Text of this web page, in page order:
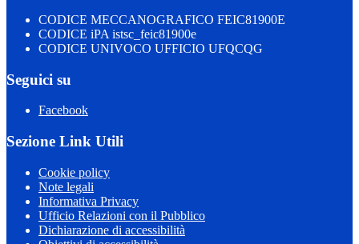
CODICE MECCANOGRAFICO FEIC81900E
CODICE iPA istsc_feic81900e
CODICE UNIVOCO UFFICIO UFQCQG
Seguici su
Facebook
Sezione Link Utili
Cookie policy
Note legali
Informativa Privacy
Ufficio Relazioni con il Pubblico
Dichiarazione di accessibilità